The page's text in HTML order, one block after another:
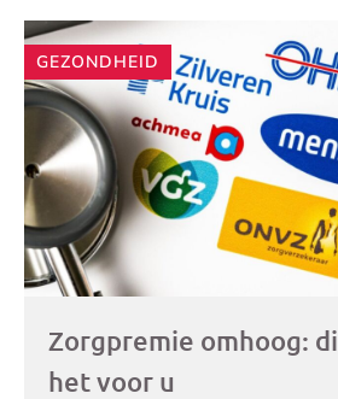
Andere
artikelen
GEZONDHEID
Zorgpremie omhoog:
het voor u